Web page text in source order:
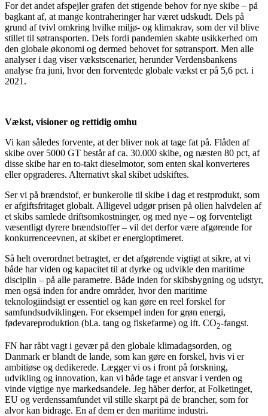
For det andet afspejler grafen det stigende behov for nye skibe – på
bagkant af, at mange kontraheringer har været udskudt. Dels på
grund af tvivl omkring hvilke miljø- og klimakrav, som der vil blive
stillet til søtransporten. Dels fordi pandemien skabte usikkerhed om
den globale økonomi og dermed behovet for søtransport. Men alle
analyser i dag viser vækstscenarier, herunder Verdensbankens
analyse fra juni, hvor den forventede globale vækst er på 5,6 pct. i
2021.
Vækst, visioner og rettidig omhu
Vi kan således forvente, at der bliver nok at tage fat på. Flåden af
skibe over 5000 GT består af ca. 30.000 skibe, og næsten 80 pct, af
disse skibe har en to-takt dieselmotor, som enten skal konverteres
eller opgraderes. Alternativt skal skibet udskiftes.
Ser vi på brændstof, er bunkerolie til skibe i dag et restprodukt, som
er afgiftsfritaget globalt. Alligevel udgør prisen på olien halvdelen af
et skibs samlede driftsomkostninger, og med nye – og forventeligt
væsentligt dyrere brændstoffer – vil det derfor være afgørende for
konkurrenceevnen, at skibet er energioptimeret.
Så helt overordnet betragtet, er det afgørende vigtigt at sikre, at vi
både har viden og kapacitet til at dyrke og udvikle den maritime
disciplin – på alle parametre. Både inden for skibsbygning og udstyr,
men også inden for andre områder, hvor den maritime
teknologiindsigt er essentiel og kan gøre en reel forskel for
samfundsudviklingen. For eksempel inden for grøn energi,
fødevareproduktion (bl.a. tang og fiskefarme) og ift. CO2-fangst.
FN har råbt vagt i gevær på den globale klimadagsorden, og
Danmark er blandt de lande, som kan gøre en forskel, hvis vi er
ambitiøse og dedikerede. Lægger vi os i front på forskning,
udvikling og innovation, kan vi både tage et ansvar i verden og
vinde vigtige nye markedsandele. Jeg håber derfor, at Folketinget,
EU og verdenssamfundet vil stille skarpt på de brancher, som for
alvor kan bidrage. En af dem er den maritime industri.